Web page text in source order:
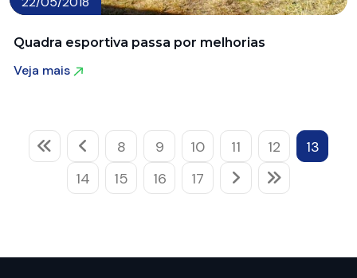
Quadra esportiva passa por melhorias
Veja mais
8 9 10 11 12
13
14
15 16 17